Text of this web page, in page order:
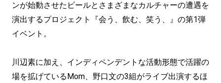
ンが始動させたビールとさまざまなカルチャーの遭遇を
演出するプロジェクト『会う、飲む、笑う、』の第1弾
イベント。
川辺素に加え、インディペンデントな活動形態で活躍の
場を拡げているMom、野口文の3組がライブ出演するほ